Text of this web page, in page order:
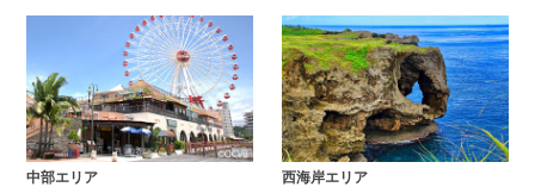
中部エリア
中部エリアページへ
西海岸エリア